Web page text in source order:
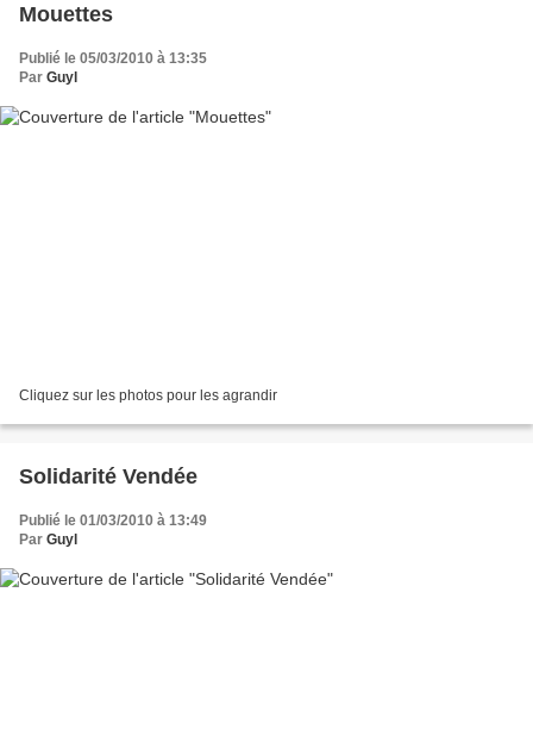
Mouettes
Publié le 05/03/2010 à 13:35
Par Guyl
Cliquez sur les photos pour les agrandir
Solidarité Vendée
Publié le 01/03/2010 à 13:49
Par Guyl